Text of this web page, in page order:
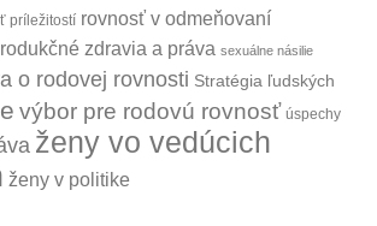
príležitostí rovnosť v odmeňovaní
zdravia a práva sexuálne násilie
o rodovej rovnosti Stratégia ľudských
výbor pre rodovú rovnosť úspechy
ženy vo vedúcich
ženy v politike